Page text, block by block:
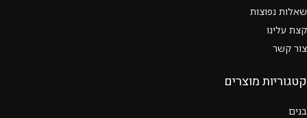
שאלות נפוצות
קצת עלינו
צור קשר
קטגוריות מוצרים
בנים